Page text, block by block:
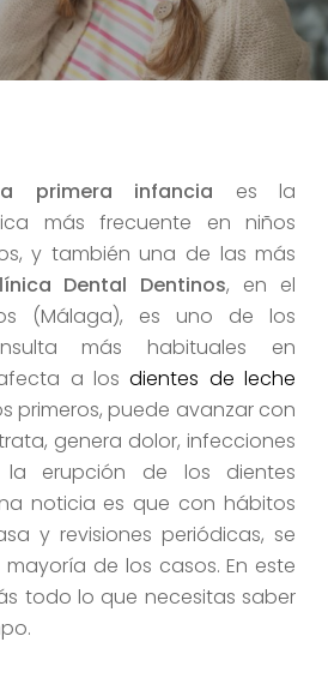
primera infancia es la
más frecuente en niños
y también una de las más
Dental Dentinos, en el
(Málaga), es uno de los
más habituales en
a losdientes de leche
primeros, puede avanzar con
genera dolor, infecciones
erupción de los dientes
noticia es que con hábitos
y revisiones periódicas, se
de los casos. En este
todo lo que necesitas saber